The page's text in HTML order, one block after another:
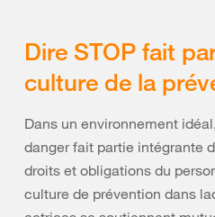
Dire STOP fait
culture de la
Dans un environnement
danger fait partie intégrante
droits et obligations du
culture de prévention dans